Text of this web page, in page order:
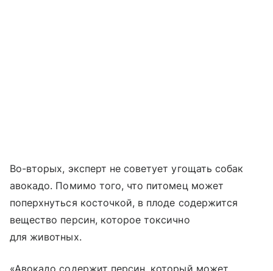
Во-вторых, эксперт не советует угощать собак
авокадо. Помимо того, что питомец может
поперхнуться косточкой, в плоде содержится
вещество персин, которое токсично
для животных.
«Авокадо содержит персин, который может